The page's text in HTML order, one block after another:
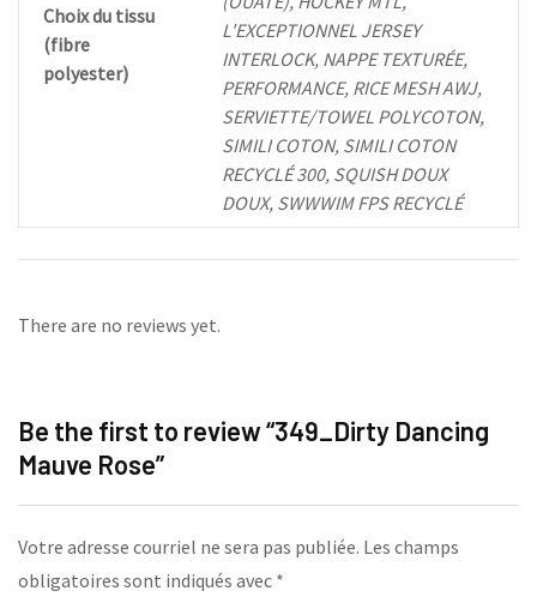
Choix du tissu
(fibre
polyester)
L'EXCEPTIONNEL JERSEY
INTERLOCK, NAPPE TEXTURÉE,
PERFORMANCE, RICE MESH AWJ,
SERVIETTE/TOWEL POLYCOTON,
SIMILI COTON, SIMILI COTON
RECYCLÉ 300, SQUISH DOUX
DOUX, SWWWIM FPS RECYCLÉ
There are no reviews yet.
Be the first to review “349_Dirty Dancing
Mauve Rose”
Votre adresse courriel ne sera pas publiée. Les champs
obligatoires sont indiqués avec *